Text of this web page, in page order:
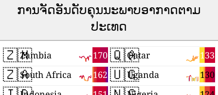
ການຈັດອັນດັບຄຸນນະພາບອາກາດຕາມ
ປະເທດ
🇿🇲 170
Zambia
🇿🇦 162
South Africa
🇶🇦 133
Qatar
🇺🇬 130
Uganda